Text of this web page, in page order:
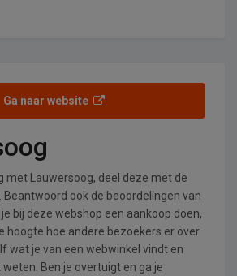
Ga naar website
met Lauwersoog, deel deze met de
Beantwoord ook de beoordelingen van
bij deze webshop een aankoop doen,
hoogte hoe andere bezoekers er over
wat je van een webwinkel vindt en
weten. Ben je overtuigt en ga je